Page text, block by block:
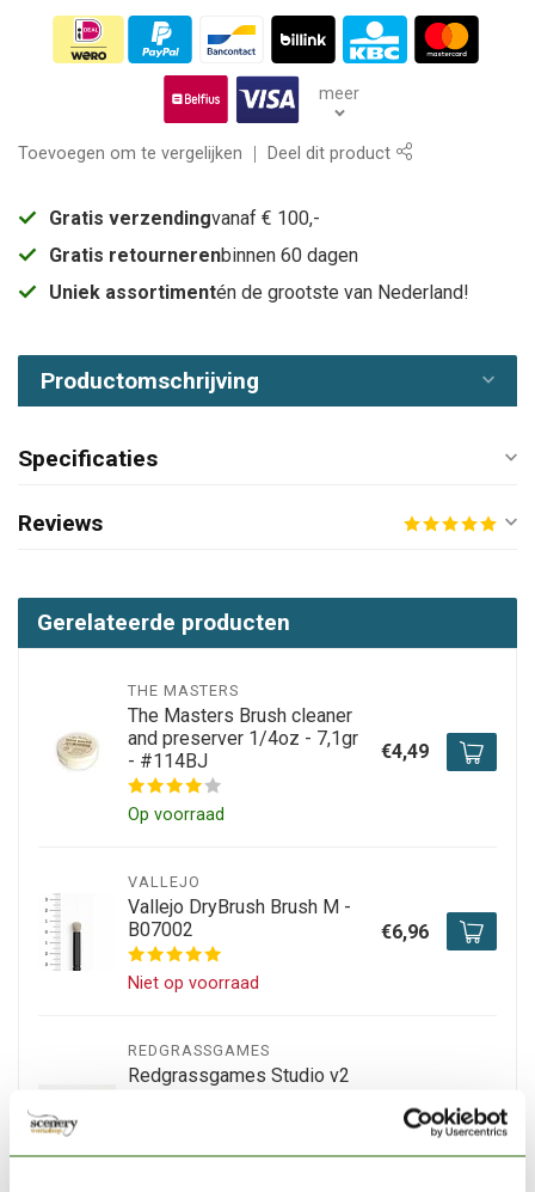
meer
Toevoegen om te vergelijken Deel dit product
Gratis verzendingvanaf € 100,-
Gratis retournerenbinnen 60 dagen
Uniek assortimentén de grootste van Nederland!
Productomschrijving
Specificaties
Reviews
Gerelateerde producten
THE MASTERS
The Masters Brush cleaner
and preserver 1/4oz - 7,1gr
- #114BJ
Op voorraad
€4,49
VALLEJO
Vallejo DryBrush Brush M -
B07002
Niet op voorraad
€6,96
REDGRASSGAMES
Redgrassgames Studio v2
€49,90